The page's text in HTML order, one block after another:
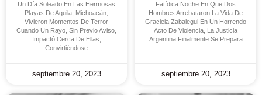
Un Día Soleado En Las Hermosas
Playas De Aquila, Michoacán,
Vivieron Momentos De Terror
Cuando Un Rayo, Sin Previo Aviso,
Impactó Cerca De Ellas,
Convirtiéndose
septiembre 20, 2023
Fatídica Noche En Que Dos
Hombres Arrebataron La Vida De
Graciela Zabalegui En Un Horrendo
Acto De Violencia, La Justicia
Argentina Finalmente Se Prepara
septiembre 20, 2023